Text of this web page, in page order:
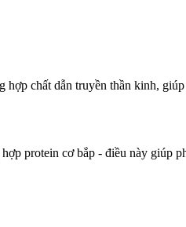
chất dẫn truyền thần kinh,
protein cơ bắp - điều này giúp